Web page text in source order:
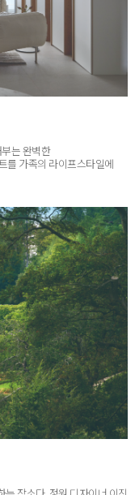
는 완벽한
가족의 라이프스타일에